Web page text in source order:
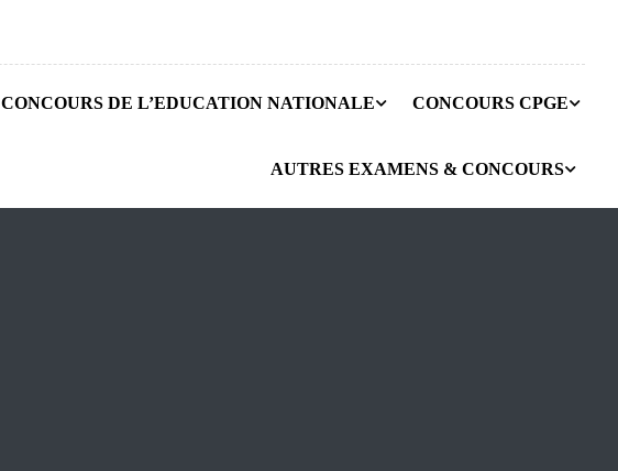
CONCOURS DE L’EDUCATION NATIONALE CONCOURS CPGE
AUTRES EXAMENS & CONCOURS